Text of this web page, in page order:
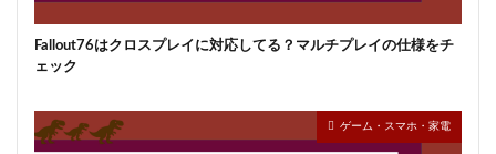
Fallout76はクロスプレイに対応してる？マルチプレイの仕様をチ
ェック
ゲーム・スマホ・家電